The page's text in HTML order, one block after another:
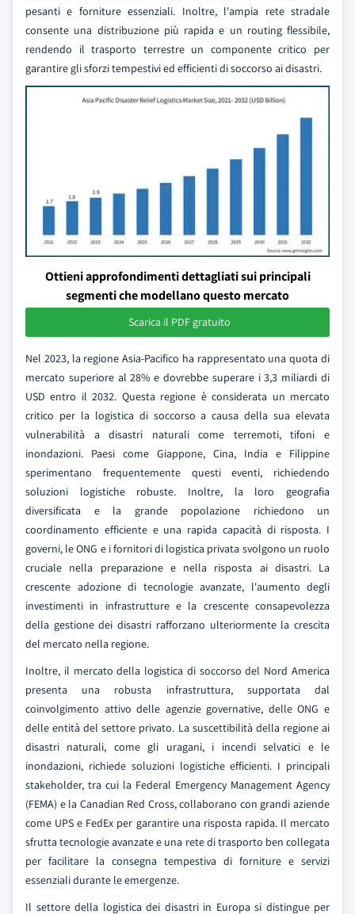
pesanti e forniture essenziali. Inoltre, l'ampia rete stradale
consente una distribuzione più rapida e un routing flessibile,
rendendo il trasporto terrestre un componente critico per
garantire gli sforzi tempestivi ed efficienti di soccorso ai disastri.
Ottieni approfondimenti dettagliati sui principali
segmenti che modellano questo mercato
Scarica il PDF gratuito
Nel 2023, la regione Asia-Pacifico ha rappresentato una quota di
mercato superiore al 28% e dovrebbe superare i 3,3 miliardi di
USD entro il 2032. Questa regione è considerata un mercato
critico per la logistica di soccorso a causa della sua elevata
vulnerabilità a disastri naturali come terremoti, tifoni e
inondazioni. Paesi come Giappone, Cina, India e Filippine
sperimentano frequentemente questi eventi, richiedendo
soluzioni logistiche robuste. Inoltre, la loro geografia
diversificata e la grande popolazione richiedono un
coordinamento efficiente e una rapida capacità di risposta. I
governi, le ONG e i fornitori di logistica privata svolgono un ruolo
cruciale nella preparazione e nella risposta ai disastri. La
crescente adozione di tecnologie avanzate, l'aumento degli
investimenti in infrastrutture e la crescente consapevolezza
della gestione dei disastri rafforzano ulteriormente la crescita
del mercato nella regione.
Inoltre, il mercato della logistica di soccorso del Nord America
presenta una robusta infrastruttura, supportata dal
coinvolgimento attivo delle agenzie governative, delle ONG e
delle entità del settore privato. La suscettibilità della regione ai
disastri naturali, come gli uragani, i incendi selvatici e le
inondazioni, richiede soluzioni logistiche efficienti. I principali
stakeholder, tra cui la Federal Emergency Management Agency
(FEMA) e la Canadian Red Cross, collaborano con grandi aziende
come UPS e FedEx per garantire una risposta rapida. Il mercato
sfrutta tecnologie avanzate e una rete di trasporto ben collegata
per facilitare la consegna tempestiva di forniture e servizi
essenziali durante le emergenze.
Il settore della logistica dei disastri in Europa si distingue per